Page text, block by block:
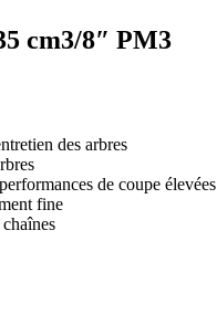
cm3/8″ PM3
des arbres
de coupe élevées
fine